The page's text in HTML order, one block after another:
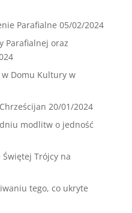
Parafialne 05/02/2024
Parafialnej oraz
w Domu Kultury w
20/01/2024
modlitw o jedność
Trójcy na
tego, co ukryte